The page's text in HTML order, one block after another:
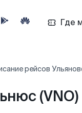
Где
рейсов
(VNO)